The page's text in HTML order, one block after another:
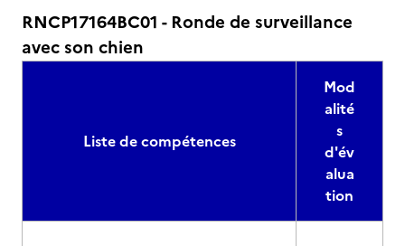
RNCP17164BC01 - Ronde de surveillance
avec son chien
Liste de compétences
Mod
alité
s
d'év
alua
tion